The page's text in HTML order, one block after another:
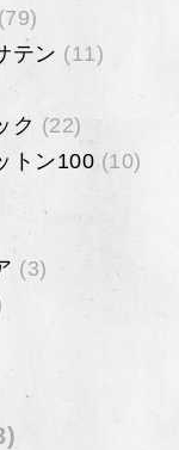
(79)
テン (11)
ク (22)
トン100 (10)
(3)